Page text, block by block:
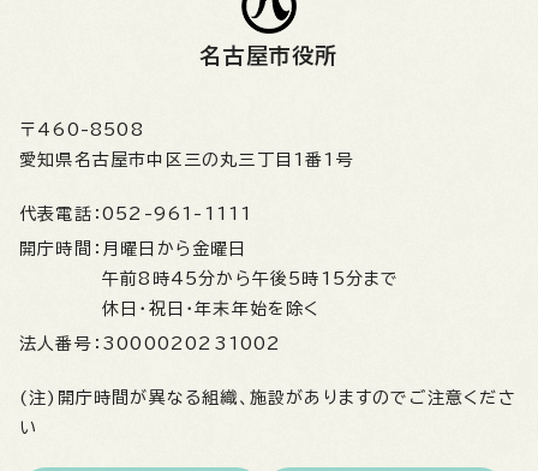
名古屋市役所
〒460-8508
愛知県名古屋市中区三の丸三丁目1番1号
代表電話： 052-961-1111
開庁時間： 月曜日から金曜日
午前8時45分から午後5時15分まで
休日・祝日・年末年始を除く
法人番号： 3000020231002
(注)開庁時間が異なる組織、施設がありますのでご注意くださ
い